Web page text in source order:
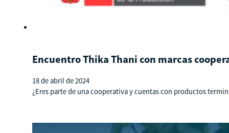
Encuentro Thika Thani con marcas
18 de abril de 2024
¿Eres parte de una cooperativa y cuentas con productos